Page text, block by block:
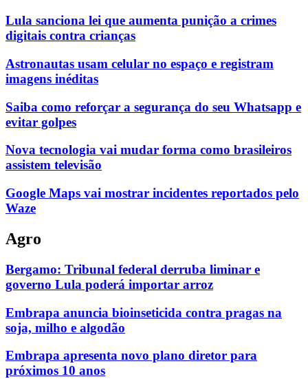
Lula sanciona lei que aumenta punição a crimes
digitais contra crianças
Astronautas usam celular no espaço e registram
imagens inéditas
Saiba como reforçar a segurança do seu Whatsapp e
evitar golpes
Nova tecnologia vai mudar forma como brasileiros
assistem televisão
Google Maps vai mostrar incidentes reportados pelo
Waze
Agro
Bergamo: Tribunal federal derruba liminar e
governo Lula poderá importar arroz
Embrapa anuncia bioinseticida contra pragas na
soja, milho e algodão
Embrapa apresenta novo plano diretor para
próximos 10 anos